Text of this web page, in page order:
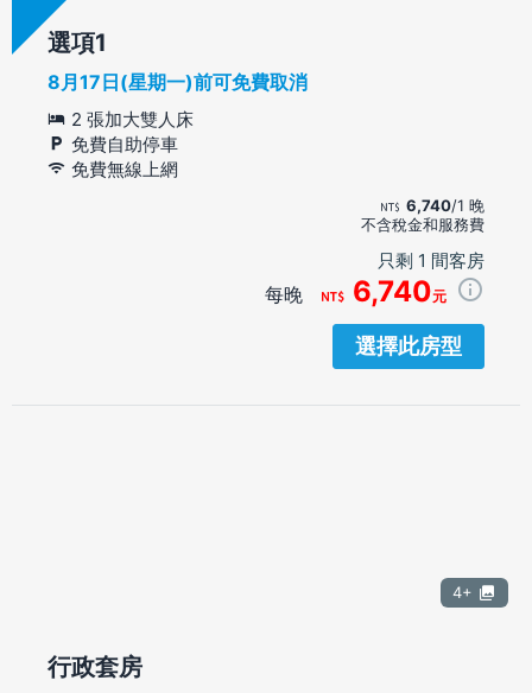
選項
8月17日(星期一)前可免費取消
2 張加大雙人床
免費自助停車
免費無線上網
6,740/1 晚
不含稅金和服務費
只剩 1 間客房
每晚 6,740元
選擇此房型
4+
行政套房